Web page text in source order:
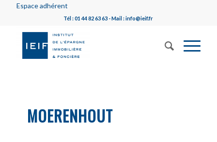
Espace adhérent
Tél : 01 44 82 63 63 - Mail : info@ieif.fr
MOERENHOUT